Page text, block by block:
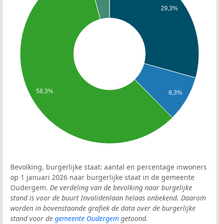
29,3%
8,3%
58,3%
Bevolking, burgerlijke staat: aantal en percentage inwoners
op 1 januari 2026 naar burgerlijke staat in de gemeente
Oudergem. De verdeling van de bevolking naar burgelijke
stand is voor de buurt Invalidenlaan helaas onbekend. Daarom
worden in bovenstaande grafiek de data over de burgerlijke
stand voor de gemeente Oudergem getoond.